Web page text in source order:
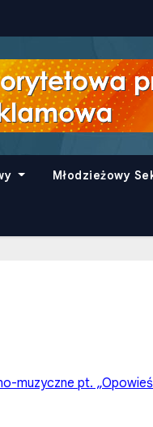
Młodzieżowy
muzyczne pt.